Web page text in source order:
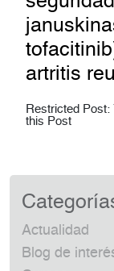
artritis
Restricted Post:
this Post
Actualidad
Blog de